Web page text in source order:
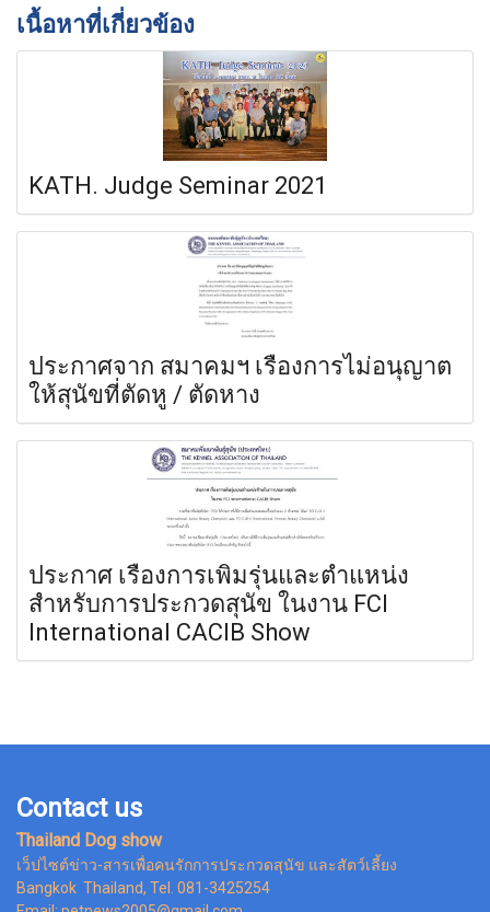
เนื้อหาที่เกี่ยวข้อง
KATH. Judge Seminar 2021
ประกาศจาก สมาคมฯ เรื่องการไม่อนุญาต
ให้สุนัขที่ตัดหู / ตัดหาง
ประกาศ เรื่องการเพิ่มรุ่นและตำแหน่ง
สำหรับการประกวดสุนัข ในงาน FCI
International CACIB Show
Contact us
Thailand Dog show
เว็ปไซต์ข่าว-สารเพื่อคนรักการประกวดสุนัข และสัตว์เลี้ยง
Bangkok Thailand, Tel. 081-3425254